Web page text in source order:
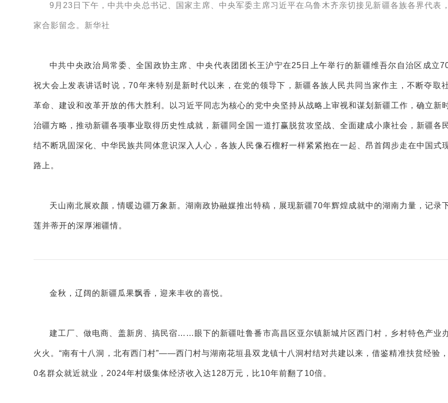
9月23日下午，中共中央总书记、国家主席、中央军委主席习近平在乌鲁木齐亲切接见新疆各族各界代表
家合影留念。新华社
中共中央政治局常委、全国政协主席、中央代表团团长王沪宁在25日上午举行的新疆维吾尔自治区成立
祝大会上发表讲话时说，70年来特别是新时代以来，在党的领导下，新疆各族人民共同当家作主，不断夺取
革命、建设和改革开放的伟大胜利。以习近平同志为核心的党中央坚持从战略上审视和谋划新疆工作，确立新
治疆方略，推动新疆各项事业取得历史性成就，新疆同全国一道打赢脱贫攻坚战、全面建成小康社会，新疆各
结不断巩固深化、中华民族共同体意识深入人心，各族人民像石榴籽一样紧紧抱在一起、昂首阔步走在中国式
路上。
天山南北展欢颜，情暖边疆万象新。湖南政协融媒推出特稿，展现新疆70年辉煌成就中的湖南力量，记录
莲并蒂开的深厚湘疆情。
金秋，辽阔的新疆瓜果飘香，迎来丰收的喜悦。
建工厂、做电商、盖新房、搞民宿……眼下的新疆吐鲁番市高昌区亚尔镇新城片区西门村，乡村特色产业
火火。“南有十八洞，北有西门村”——西门村与湖南花垣县双龙镇十八洞村结对共建以来，借鉴精准扶贫经验
0名群众就近就业，2024年村级集体经济收入达128万元，比10年前翻了10倍。